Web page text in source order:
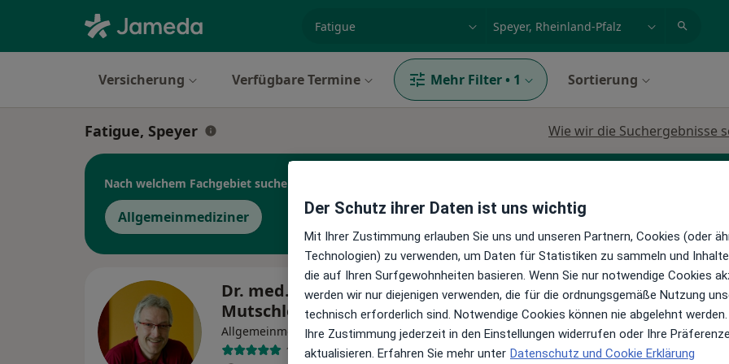
Versicherung Verfügbare Termine Mehr Filter • 1 Sortierung
Fatigue, Speyer Wie wir die Suchergebnisse
Nach welchem Fachgebiet suchen Sie?
Allgemeinmediziner
Dr. med. Rainer
Mutschler MA
Allgemeinmediziner·Mehr
107 Bewertungen
Heute
8 Aug
Morgen
9 Aug
Mo,
10 Aug
Di,
11 Aug
Der Schutz ihrer Daten ist uns wichtig
Mit Ihrer Zustimmung erlauben Sie uns und unseren Partnern, Cookies (oder
Technologien) zu verwenden, um Daten für Statistiken zu sammeln und
die auf Ihren Surfgewohnheiten basieren. Wenn Sie nur notwendige Cookies
werden wir nur diejenigen verwenden, die für die ordnungsgemäße Nutzung
technisch erforderlich sind. Notwendige Cookies können nie abgelehnt werden.
Ihre Zustimmung jederzeit in den Einstellungen widerrufen oder Ihre
aktualisieren. Erfahren Sie mehr unter Datenschutz und Cookie Erklärung